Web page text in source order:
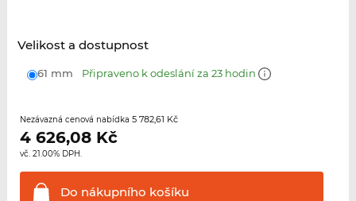
Velikost a dostupnost
61 mm Připraveno k odeslání za 23 hodin
Nezávazná cenová nabídka 5 782,61 Kč
4 626,08Kč
vč. 21.00% DPH.
Do nákupního košíku